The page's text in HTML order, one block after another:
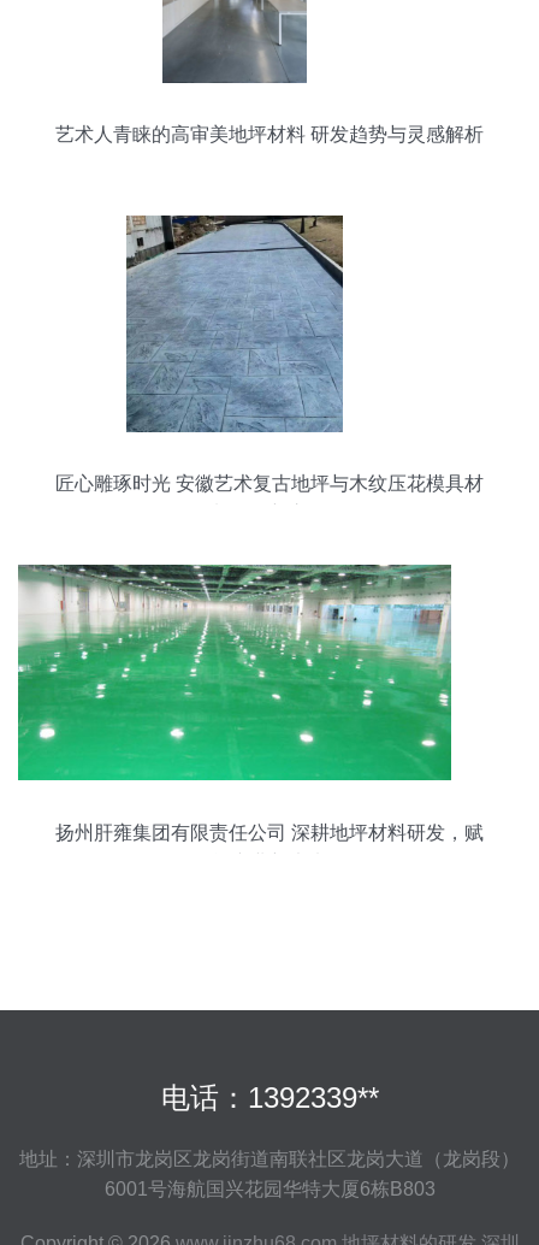
艺术人青睐的高审美地坪材料 研发趋势与灵感解析
匠心雕琢时光 安徽艺术复古地坪与木纹压花模具材
扬州肝雍集团有限责任公司 深耕地坪材料研发，赋
电话：1392339**
地址：深圳市龙岗区龙岗街道南联社区龙岗大道（龙岗段）
6001号海航国兴花园华特大厦6栋B803